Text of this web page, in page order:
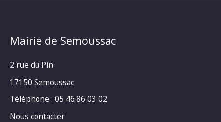
Mairie de Semoussac
2 rue du Pin
17150 Semoussac
Téléphone : 05 46 86 03 02
Nous contacter